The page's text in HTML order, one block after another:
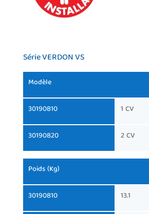
Série VERDON VS
30190810
30190820
Modèle
1 CV
2 CV
30190810
Poids (Kg)
13.1